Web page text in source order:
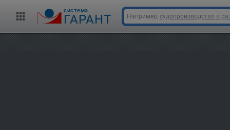
cистема
ГАРАНТ Например, судопроизводство в